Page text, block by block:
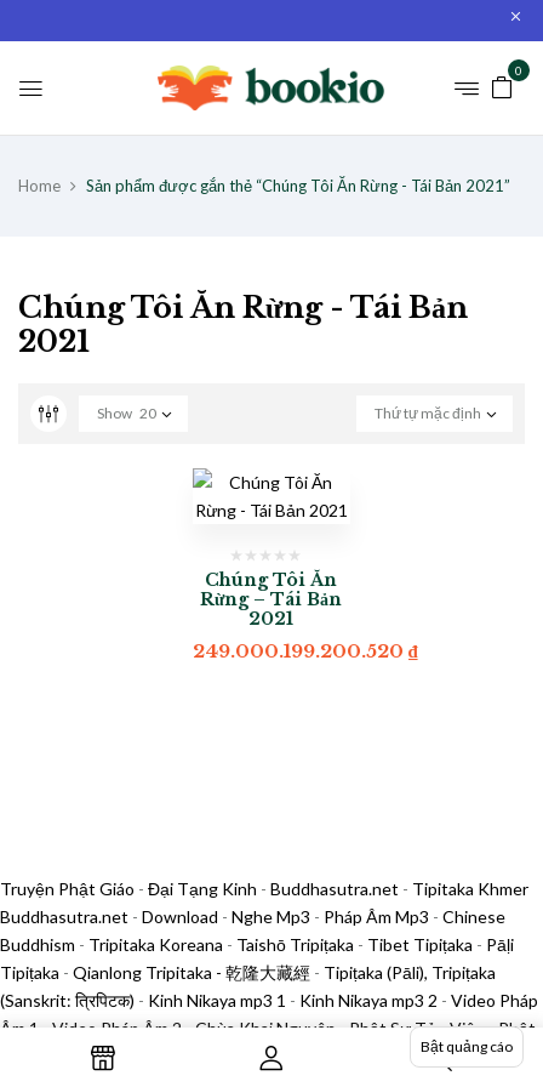
0
Home Sản phẩm được gắn thẻ “Chúng Tôi Ăn Rừng - Tái Bản 2021”
Chúng Tôi Ăn Rừng - Tái Bản
2021
Thứ tự mặc định
Show 20
Chúng Tôi Ăn
Rừng – Tái Bản
2021
249.000.199.200.520₫
Bật quảng cáo
Truyện Phật Giáo - Đại Tạng Kinh - Buddhasutra.net - Tipitaka Khmer
Buddhasutra.net - Download - Nghe Mp3 - Pháp Âm Mp3 - Chinese
Buddhism - Tripitaka Koreana - Taishō Tripiṭaka - Tibet Tipiṭaka - Pāḷi
Tipiṭaka - Qianlong Tripitaka - 乾隆大藏經 - Tipiṭaka (Pāli), Tripiṭaka
(Sanskrit: त्रिपिटक) - Kinh Nikaya mp3 1 - Kinh Nikaya mp3 2 - Video Pháp
Âm 1
Video Pháp Âm 2 Chùa Khai Nguyên Phật Sự Tản Viên-Phật
-In Kinh Sách Tản Viên -Tìm mua sách in